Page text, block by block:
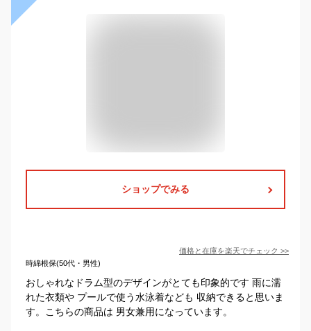
ショップでみる
価格と在庫を楽天でチェック >>
時綿根保(50代・男性)
おしゃれなドラム型のデザインがとても印象的です 雨に濡
れた衣類や プールで使う水泳着なども 収納できると思いま
す。こちらの商品は 男女兼用になっています。